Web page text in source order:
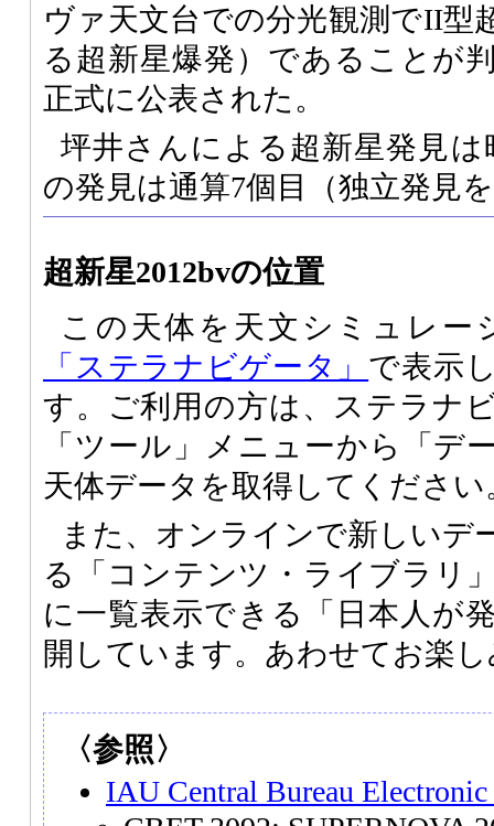
ヴァ天文台での分光観測でII型
る超新星爆発）であることが
正式に公表された。
坪井さんによる超新星発見は
の発見は通算7個目（独立発見
超新星2012bvの位置
この天体を天文シミュレー
「ステラナビゲータ」 で表示
す。ご利用の方は、ステラナ
「ツール」メニューから「デ
天体データを取得してください
また、オンラインで新しいデ
る「コンテンツ・ライブラリ
に一覧表示できる「日本人が
開しています。あわせてお楽
〈参照〉
IAU Central Bureau Electronic